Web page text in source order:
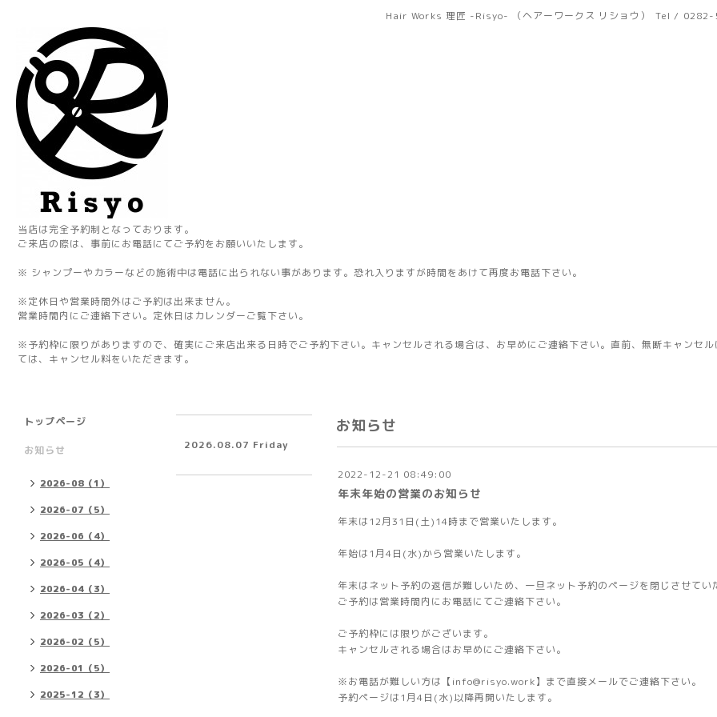
Hair Works 理匠 -Risyo- （ヘアーワークス リショウ） Tel /
当店は完全予約制となっております。
ご来店の際は、事前にお電話にてご予約をお願いいたします。
※ シャンプーやカラーなどの施術中は電話に出られない事があります。恐れ入りますが時間をあけて再度お電話下さい。
※定休日や営業時間外はご予約は出来ません。
営業時間内にご連絡下さい。定休日はカレンダーご覧下さい。
※予約枠に限りがありますので、確実にご来店出来る日時でご予約下さい。キャンセルされる場合は、お早めにご連絡下さい。直前、無断キャンセル
ては、キャンセル料をいただきます。
お知らせ
2022-12-21 08:49:00
年末年始の営業のお知らせ
年末は12月31日(土)14時まで営業いたします。
年始は1月4日(水)から営業いたします。
年末はネット予約の返信が難しいため、一旦ネット予約のページを閉じさせてい
ご予約は営業時間内にお電話にてご連絡下さい。
ご予約枠には限りがございます。
キャンセルされる場合はお早めにご連絡下さい。
※お電話が難しい方は【info@risyo.work】まで直接メールでご連絡下さい。
予約ページは1月4日(水)以降再開いたします。
トップページ
お知らせ
2026-08（1）
2026-07（5）
2026-06（4）
2026-05（4）
2026-04（3）
2026-03（2）
2026-02（5）
2026-01（5）
2025-12（3）
2026.08.07 Friday